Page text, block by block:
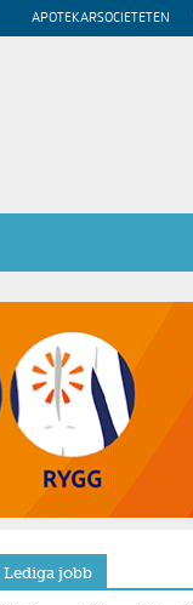
APOTEKARSOCIETETEN
Lediga jobb